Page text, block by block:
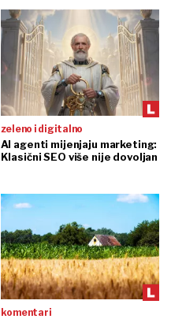
zeleno i digitalno
AI agenti mijenjaju marketing:
Klasični SEO više nije dovoljan
komentari